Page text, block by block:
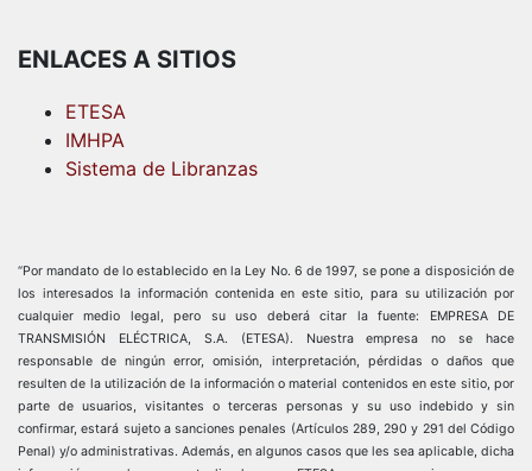
ENLACES A SITIOS
ETESA
IMHPA
Sistema de Libranzas
“Por mandato de lo establecido en la Ley No. 6 de 1997, se pone a disposición de
los interesados la información contenida en este sitio, para su utilización por
cualquier medio legal, pero su uso deberá citar la fuente: EMPRESA DE
TRANSMISIÓN ELÉCTRICA, S.A. (ETESA). Nuestra empresa no se hace
responsable de ningún error, omisión, interpretación, pérdidas o daños que
resulten de la utilización de la información o material contenidos en este sitio, por
parte de usuarios, visitantes o terceras personas y su uso indebido y sin
confirmar, estará sujeto a sanciones penales (Artículos 289, 290 y 291 del Código
Penal) y/o administrativas. Además, en algunos casos que les sea aplicable, dicha